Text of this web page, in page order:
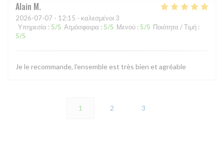
Alain M
2026-07-07 - 12:15 - καλεσμένοι 3
Υπηρεσία : 5/5 Ατμόσφαιρα : 5/5 Μενού : 5/5 Ποιότητα / Τιμή :
5/5
Je le recommande, l’ensemble est très bien et agréable
1 2 3